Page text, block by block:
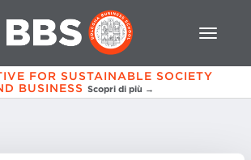
FOR SUSTAINABLE SOCIETY
BUSINESS Scopri di più →